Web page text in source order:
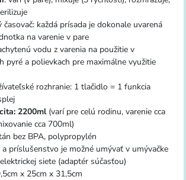
každá prísada je dokonale uvarená
na varenie v pare
vodu z varenia na použitie v
pyré a polievkach pre maximálne využitie
rozhranie: 1 tlačidlo = 1 funkcia
2200ml (varí pre celú rodinu, varenie cca
cca 700ml)
bez BPA, polypropylén
a príslušenstvo je možné umývať v umývačke
siete (adaptér súčasťou)
x 25cm x 31,5cm